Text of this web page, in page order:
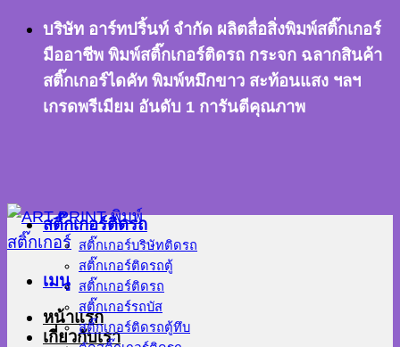
ข้าม
เนื้อหา
บริษัท อาร์ทปริ้นท์ จำกัด ผลิตสื่อสิ่งพิมพ์สติ๊กเกอร์
มืออาชีพ พิมพ์สติ๊กเกอร์ติดรถ กระจก ฉลากสินค้า
สติ๊กเกอร์ไดคัท พิมพ์หมึกขาว สะท้อนแสง ฯลฯ
เกรดพรีเมียม อันดับ 1 การันตีคุณภาพ
เมนู
หน้าแรก
เกี่ยวกับเรา
สติ๊กเกอร์ติดรถ
สติ๊กเกอร์บริษัทติดรถ
สติ๊กเกอร์ติดรถตู้
สติ๊กเกอร์ติดรถ
สติ๊กเกอร์รถบัส
สติ๊กเกอร์ติดรถตู้ทึบ